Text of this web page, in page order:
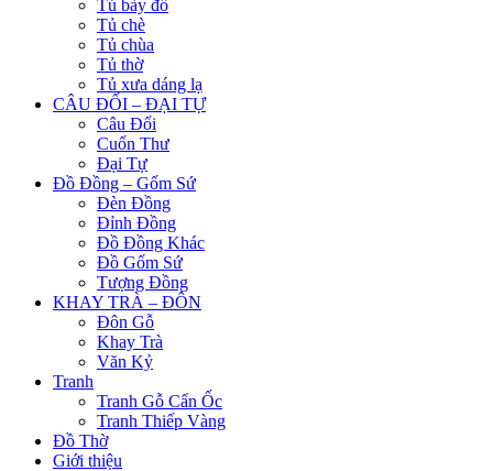
Tủ bày đồ
Tủ chè
Tủ chùa
Tủ thờ
Tủ xưa dáng lạ
CÂU ĐỐI – ĐẠI TỰ
Câu Đối
Cuốn Thư
Đại Tự
Đồ Đồng – Gốm Sứ
Đèn Đồng
Đỉnh Đồng
Đồ Đồng Khác
Đồ Gốm Sứ
Tượng Đồng
KHAY TRÀ – ĐÔN
Đôn Gỗ
Khay Trà
Văn Kỷ
Tranh
Tranh Gỗ Cẩn Ốc
Tranh Thiếp Vàng
Đồ Thờ
Giới thiệu